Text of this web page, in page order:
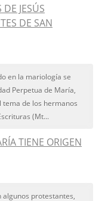
JESÚS
DE SAN
en la mariología se
Perpetua de María,
de los hermanos
(Mt...
TIENE ORIGEN
protestantes,